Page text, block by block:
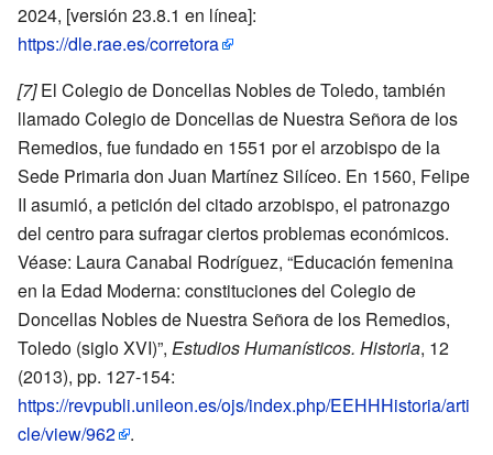
2024, [versión 23.8.1 en línea]:
https://dle.rae.es/corretora
[7]El Colegio de Doncellas Nobles de Toledo, también
llamado Colegio de Doncellas de Nuestra Señora de los
Remedios, fue fundado en 1551 por el arzobispo de la
Sede Primaria don Juan Martínez Silíceo. En 1560, Felipe
II asumió, a petición del citado arzobispo, el patronazgo
del centro para sufragar ciertos problemas económicos.
Véase: Laura Canabal Rodríguez, “Educación femenina
en la Edad Moderna: constituciones del Colegio de
Doncellas Nobles de Nuestra Señora de los Remedios,
Toledo (siglo XVI)”, Estudios Humanísticos. Historia, 12
(2013), pp. 127-154:
https://revpubli.unileon.es/ojs/index.php/EEHHHistoria/arti
cle/view/962
.